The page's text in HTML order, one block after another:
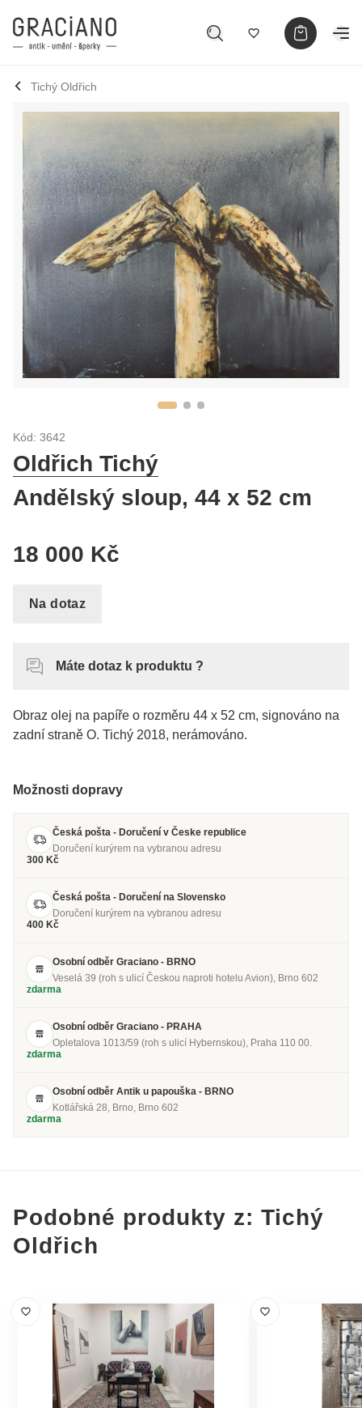
Tichý Oldřich
Kód: 3642
Oldřich Tichý
Andělský sloup, 44 x 52 cm
18 000 Kč
Na dotaz
Máte dotaz k produktu ?
Obraz olej na papíře o rozměru 44 x 52 cm, signováno na
zadní straně O. Tichý 2018, nerámováno.
Možnosti dopravy
Česká pošta - Doručení v Česke republice
Doručení kurýrem na vybranou adresu
300 Kč
Česká pošta - Doručení na Slovensko
Doručení kurýrem na vybranou adresu
400 Kč
Osobní odběr Graciano - BRNO
Veselá 39 (roh s ulicí Českou naproti hotelu Avion), Brno 602
zdarma
Osobní odběr Graciano - PRAHA
Opletalova 1013/59 (roh s ulicí Hybernskou), Praha 110 00.
zdarma
Osobní odběr Antik u papouška - BRNO
Kotlářská 28, Brno, Brno 602
zdarma
Podobné produkty z: Tichý
Oldřich